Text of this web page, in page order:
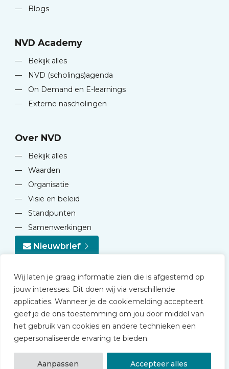
Wij laten je graag informatie zien die is afgestemd op
jouw interesses. Dit doen wij via verschillende
applicaties. Wanneer je de cookiemelding accepteert
geef je de ons toestemming om jou door middel van
het gebruik van cookies en andere technieken een
gepersonaliseerde ervaring te bieden.
Aanpassen Accepteer alles
—
Blogs
NVD Academy
—
Bekijk alles
—
NVD (scholings)agenda
—
On Demand en E-learnings
—
Externe nascholingen
Over NVD
—
Bekijk alles
—
Waarden
—
Organisatie
—
Visie en beleid
—
Standpunten
—
Samenwerkingen
Nieuwbrief
© 2026 NVD
Privacy statement
Disclaimer